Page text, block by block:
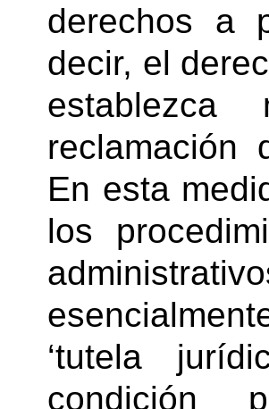
derechos a
decir, el
reclamación
En esta
los
‘tutela
condición